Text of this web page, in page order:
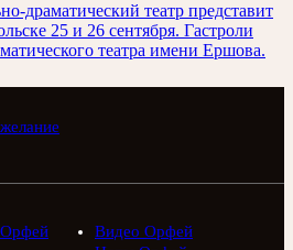
драматический театр представит
25 и 26 сентября. Гастроли
театра имени Ершова.
Орфей
Видео Орфей